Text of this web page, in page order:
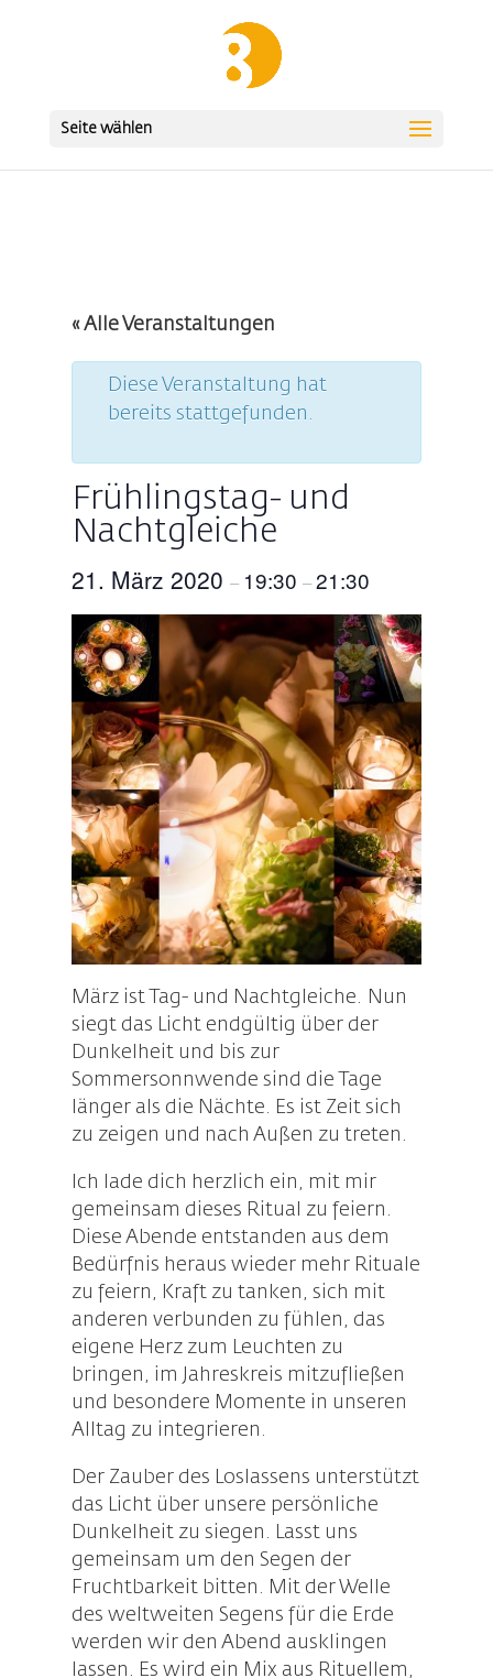
Seite wählen
« Alle Veranstaltungen
Diese Veranstaltung hat
bereits stattgefunden.
Frühlingstag- und
Nachtgleiche
21. März 2020 – 19:30 –21:30
März ist Tag- und Nachtgleiche. Nun
siegt das Licht endgültig über der
Dunkelheit und bis zur
Sommersonnwende sind die Tage
länger als die Nächte. Es ist Zeit sich
zu zeigen und nach Außen zu treten.
Ich lade dich herzlich ein, mit mir
gemeinsam dieses Ritual zu feiern.
Diese Abende entstanden aus dem
Bedürfnis heraus wieder mehr Rituale
zu feiern, Kraft zu tanken, sich mit
anderen verbunden zu fühlen, das
eigene Herz zum Leuchten zu
bringen, im Jahreskreis mitzufließen
und besondere Momente in unseren
Alltag zu integrieren.
Der Zauber des Loslassens unterstützt
das Licht über unsere persönliche
Dunkelheit zu siegen. Lasst uns
gemeinsam um den Segen der
Fruchtbarkeit bitten. Mit der Welle
des weltweiten Segens für die Erde
werden wir den Abend ausklingen
lassen. Es wird ein Mix aus Rituellem,